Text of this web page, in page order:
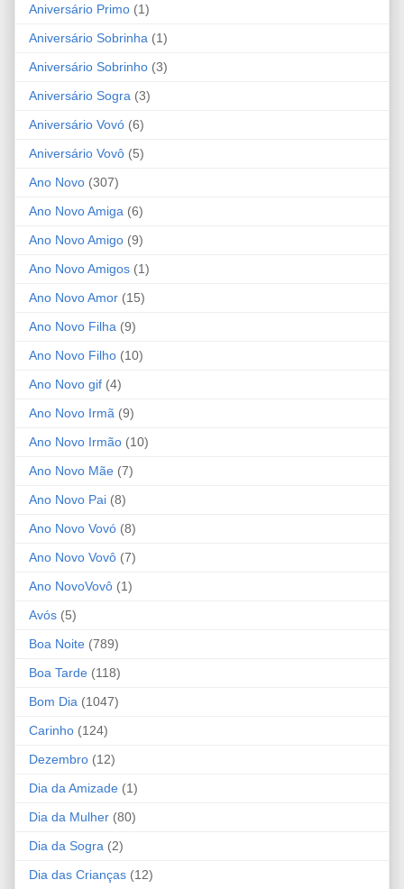
Aniversário Primo (1)
Aniversário Sobrinha (1)
Aniversário Sobrinho (3)
Aniversário Sogra (3)
Aniversário Vovó (6)
Aniversário Vovô (5)
Ano Novo (307)
Ano Novo Amiga (6)
Ano Novo Amigo (9)
Ano Novo Amigos (1)
Ano Novo Amor (15)
Ano Novo Filha (9)
Ano Novo Filho (10)
Ano Novo gif (4)
Ano Novo Irmã (9)
Ano Novo Irmão (10)
Ano Novo Mãe (7)
Ano Novo Pai (8)
Ano Novo Vovó (8)
Ano Novo Vovô (7)
Ano NovoVovô (1)
Avós (5)
Boa Noite (789)
Boa Tarde (118)
Bom Dia (1047)
Carinho (124)
Dezembro (12)
Dia da Amizade (1)
Dia da Mulher (80)
Dia da Sogra (2)
Dia das Crianças (12)